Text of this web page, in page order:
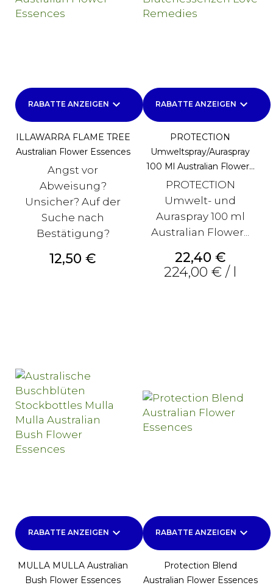
RABATTE ANZEIGEN keyboard_arrow_down
ILLAWARRA FLAME TREE
Australian Flower Essences
Angst vor
Abweisung?
Unsicher? Auf der
Suche nach
Bestätigung?
Preis
12,50 €
RABATTE ANZEIGEN keyboard_arrow_down
PROTECTION
Umweltspray/Auraspray
100 Ml Australian Flower...
PROTECTION
Umwelt- und
Auraspray 100 ml
Australian Flower...
Preis
22,40 €
224,00 € / l
RABATTE ANZEIGEN keyboard_arrow_down
MULLA MULLA Australian
Bush Flower Essences
RABATTE ANZEIGEN keyboard_arrow_down
Protection Blend
Australian Flower Essences